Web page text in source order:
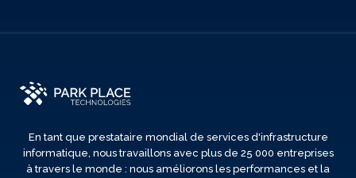
En tant que prestataire mondial de services d'infrastructure
informatique, nous travaillons avec plus de 25 000 entreprises
à travers le monde : nous améliorons les performances et la